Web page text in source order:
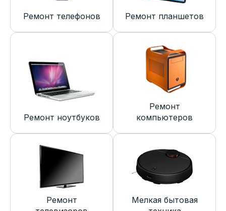
Ремонт телефонов Ремонт планшетов
Ремонт ноутбуков
Ремонт
компьютеров
Ремонт
Мелкая бытовая